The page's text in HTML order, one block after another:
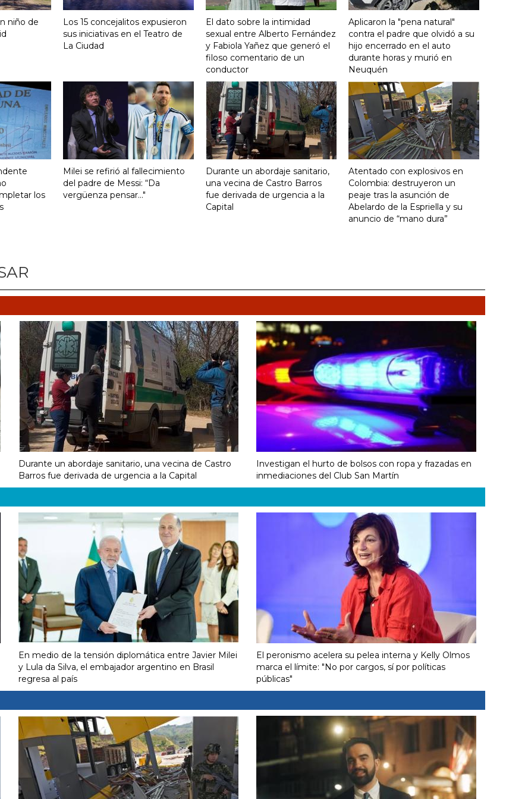
niño de
Los 15 concejalitos expusieron
sus iniciativas en el Teatro de
La Ciudad
El dato sobre la intimidad
sexual entre Alberto Fernández
y Fabiola Yañez que generó el
filoso comentario de un
conductor
Aplicaron la "pena natural"
contra el padre que olvidó a su
hijo encerrado en el auto
durante horas y murió en
Neuquén
los
Milei se refirió al fallecimiento
del padre de Messi: “Da
vergüenza pensar..."
Durante un abordaje sanitario,
una vecina de Castro Barros
fue derivada de urgencia a la
Capital
Atentado con explosivos en
Colombia: destruyeron un
peaje tras la asunción de
Abelardo de la Espriella y su
anuncio de “mano dura”
Durante un abordaje sanitario, una vecina de Castro
Barros fue derivada de urgencia a la Capital
Investigan el hurto de bolsos con ropa y frazadas en
inmediaciones del Club San Martín
En medio de la tensión diplomática entre Javier Milei
y Lula da Silva, el embajador argentino en Brasil
regresa al país
El peronismo acelera su pelea interna y Kelly Olmos
marca el límite: "No por cargos, sí por políticas
públicas"